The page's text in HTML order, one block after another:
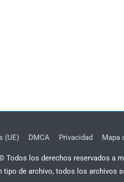
(UE) DMCA Privacidad Mapa
Todos los derechos reservados a
de archivo, todos los archivos